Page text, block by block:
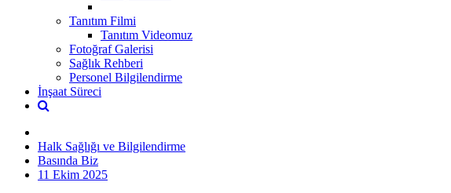
Tanıtım Filmi
Tanıtım Videomuz
Fotoğraf Galerisi
Sağlık Rehberi
Personel Bilgilendirme
İnşaat Süreci
Halk Sağlığı ve Bilgilendirme
Basında Biz
11 Ekim 2025